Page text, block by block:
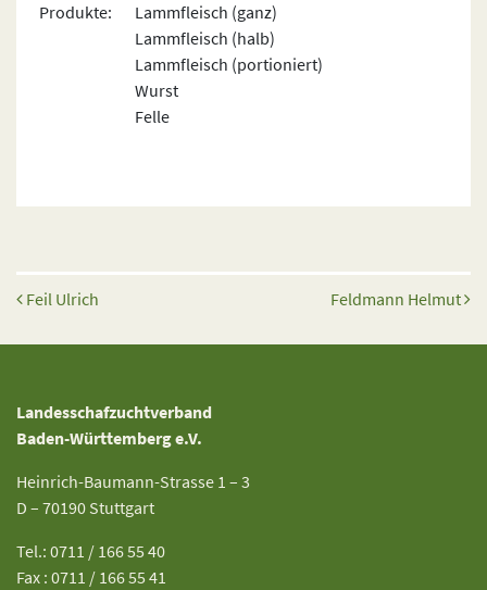
Produkte:
Lammfleisch (ganz)
Lammfleisch (halb)
Lammfleisch (portioniert)
Wurst
Felle
Beitrags-Navigation
Feil Ulrich Feldmann Helmut
Landesschafzuchtverband
Baden-Württemberg e.V.
Heinrich-Baumann-Strasse 1 – 3
D – 70190 Stuttgart
Tel.: 0711 / 166 55 40
Fax : 0711 / 166 55 41